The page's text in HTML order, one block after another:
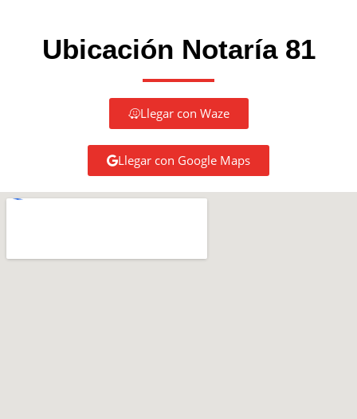
Ubicación Notaría 81
Llegar con Waze
Llegar con Google Maps